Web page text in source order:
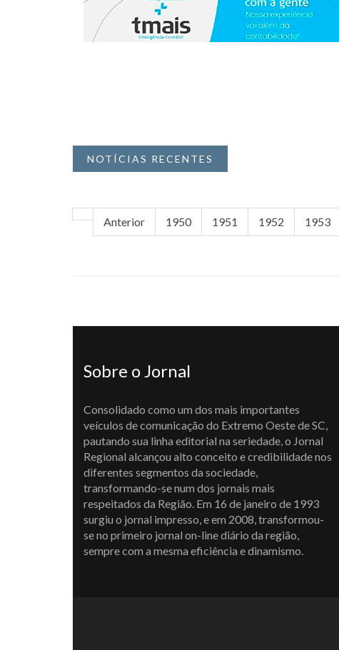
NOTÍCIAS RECENTES
Anterior 1950 1951 1952 1953
Sobre o Jornal
Consolidado como um dos mais importantes
veículos de comunicação do Extremo Oeste de SC,
pautando sua linha editorial na seriedade, o Jornal
Regional alcançou alto conceito e credibilidade nos
diferentes segmentos da sociedade,
transformando-se num dos jornais mais
respeitados da Região. Em 16 de janeiro de 1993
surgiu o jornal impresso, e em 2008, transformou-
se no primeiro jornal on-line diário da região,
sempre com a mesma eficiência e dinamismo.